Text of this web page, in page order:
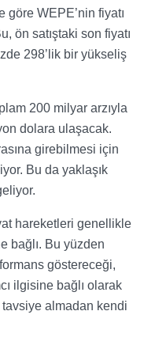
göre WEPE’nin fiyatı
ön satıştaki son fiyatı
298’lik bir yükseliş
200 milyar arzıyla
dolara ulaşacak.
girebilmesi için
Bu da yaklaşık
hareketleri genellikle
bağlı. Bu yüzden
göstereceği,
ilgisine bağlı olarak
tavsiye almadan kendi